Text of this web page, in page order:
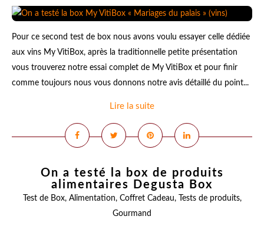
Pour ce second test de box nous avons voulu essayer celle dédiée
aux vins My VitiBox, après la traditionnelle petite présentation
vous trouverez notre essai complet de My VitiBox et pour finir
comme toujours nous vous donnons notre avis détaillé du point...
Lire la suite
On a testé la box de produits
alimentaires Degusta Box
Test de Box, Alimentation, Coffret Cadeau, Tests de produits,
Gourmand